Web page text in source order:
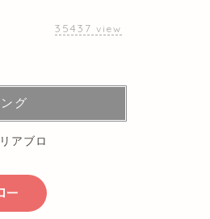
35437 view
グ